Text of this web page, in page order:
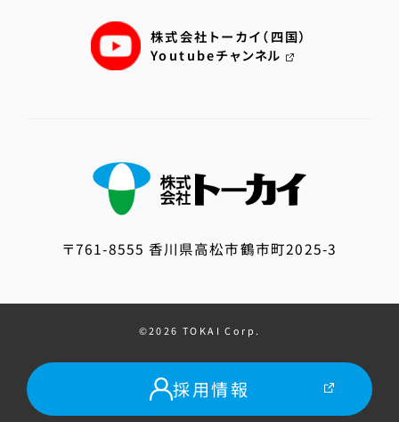
採用情報
株式会社トーカイ（四国）
Youtubeチャンネル
〒761-8555 香川県高松市鶴市町2025-3
©2026 TOKAI Corp .